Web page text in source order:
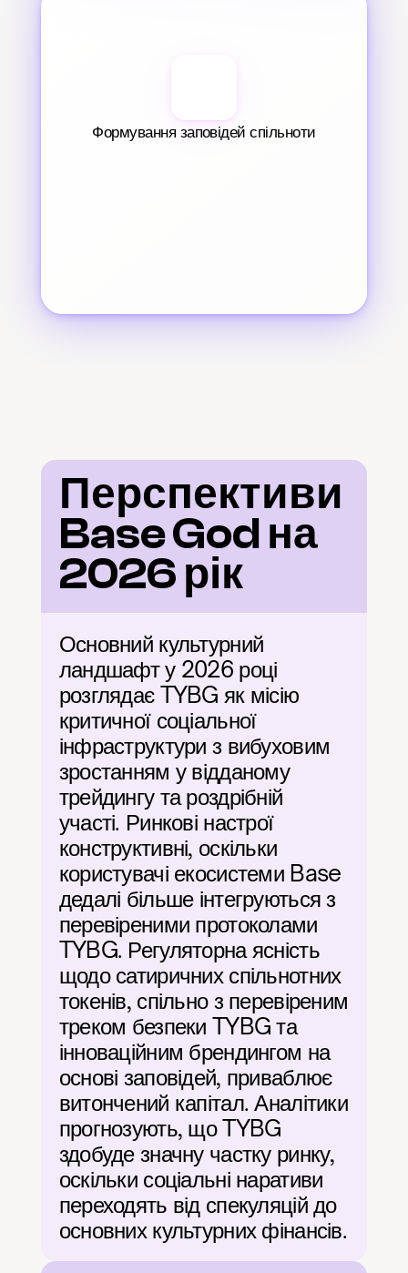
Формування заповідей спільноти
Перспективи
Base God на
2026 рік
Основний культурний
ландшафт у 2026 році
розглядає TYBG як місію
критичної соціальної
інфраструктури з вибуховим
зростанням у відданому
трейдингу та роздрібній
участі. Ринкові настрої
конструктивні, оскільки
користувачі екосистеми Base
дедалі більше інтегруються з
перевіреними протоколами
TYBG. Регуляторна ясність
щодо сатиричних спільнотних
токенів, спільно з перевіреним
треком безпеки TYBG та
інноваційним брендингом на
основі заповідей, приваблює
витончений капітал. Аналітики
прогнозують, що TYBG
здобуде значну частку ринку,
оскільки соціальні наративи
переходять від спекуляцій до
основних культурних фінансів.